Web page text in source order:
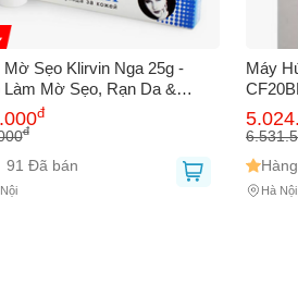
Mờ Sẹo Klirvin Nga 25g -
Làm Mờ Sẹo, Rạn Da &
Thâm, Chiết Xuất Thiên
Dưỡng Ẩm & Tái Tạo Da
đ
đ
91 Đã bán
Máy
Tuya,
Độ Hút
Hà
Hoặc gọi cho chúng tôi qua số